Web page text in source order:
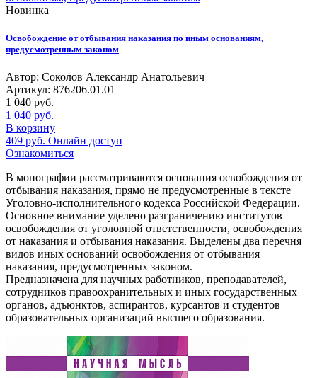
Новинка
Освобождение от отбывания наказания по иным основаниям,
предусмотренным законом
Автор: Соколов Александр Анатольевич
Артикул: 876206.01.01
1 040 руб.
1 040 руб.
В корзину
409 руб. Онлайн доступ
Ознакомиться
В монографии рассматриваются основания освобождения от
отбывания наказания, прямо не предусмотренные в тексте
Уголовно-исполнительного кодекса Российской Федерации.
Основное внимание уделено разграничению институтов
освобождения от уголовной ответственности, освобождения
от наказания и отбывания наказания. Выделены два перечня
видов иных оснований освобождения от отбывания
наказания, предусмотренных законом.
Предназначена для научных работников, преподавателей,
сотрудников правоохранительных и иных государственных
органов, адъюнктов, аспирантов, курсантов и студентов
образовательных организаций высшего образования.